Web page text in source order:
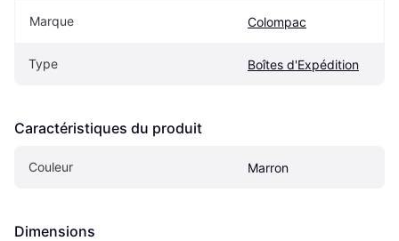
Marque Colompac
Type Boîtes d'Expédition
Caractéristiques du produit
Couleur Marron
Dimensions